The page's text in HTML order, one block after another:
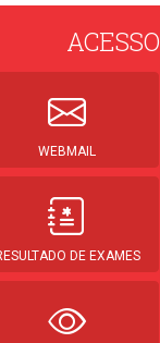
ACESSO
WEBMAIL
DE EXAMES